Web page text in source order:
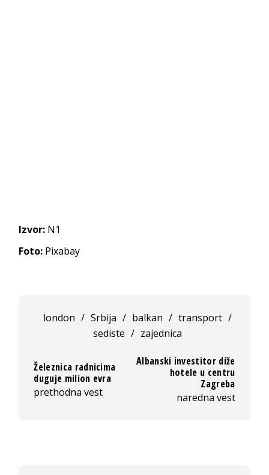
Izvor: N1
Foto: Pixabay
london / Srbija / balkan / transport /
sediste / zajednica
Železnica radnicima
duguje milion evra
prethodna vest
Albanski investitor diže
hotele u centru
Zagreba
naredna vest